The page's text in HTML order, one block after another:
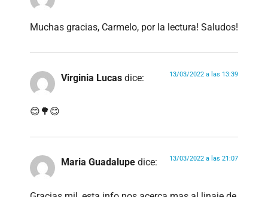
Muchas gracias, Carmelo, por la lectura! Saludos!
Virginia Lucas dice: 13/03/2022 a las 13:39
😊🌳😊
Maria Guadalupe dice: 13/03/2022 a las 21:07